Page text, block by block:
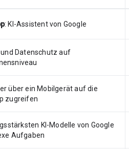
: KI-Assistent von Google
Datenschutz auf
über ein Mobilgerät auf die
zugreifen
KI-Modelle von Google
Aufgaben